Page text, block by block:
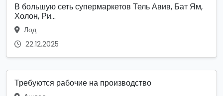
В большую сеть супермаркетов Тель Авив, Бат Ям,
Холон, Ри...
Лод
22.12.2025
Требуются рабочие на производство